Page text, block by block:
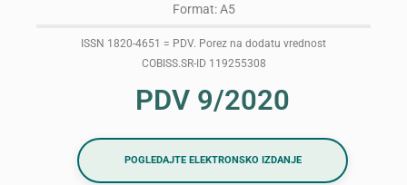
Format: A5
ISSN 1820-4651 = PDV. Porez na dodatu vrednost
COBISS.SR-ID 119255308
PDV 9/2020
POGLEDAJTE ELEKTRONSKO IZDANJE